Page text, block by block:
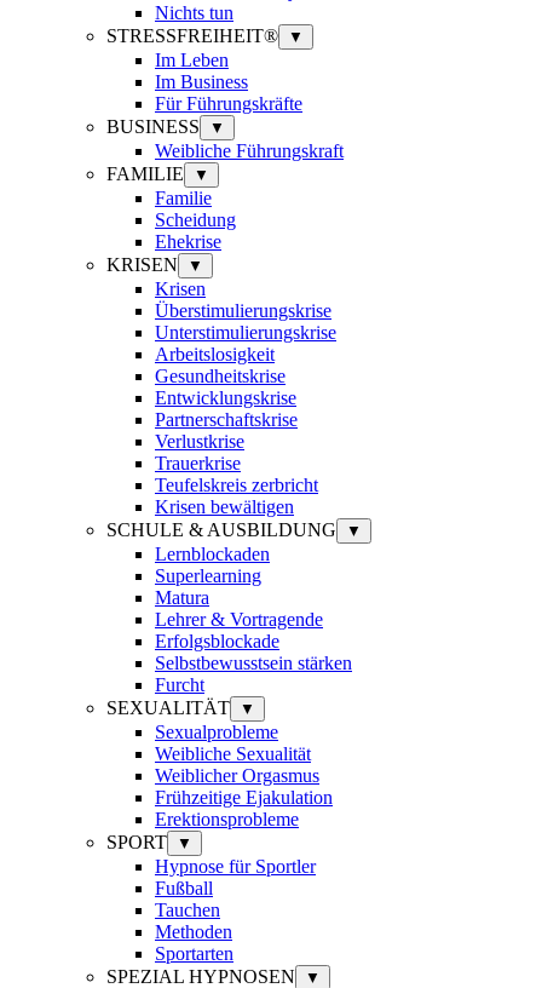
Nichts tun
STRESSFREIHEIT®
▼
Im Leben
Im Business
Für Führungskräfte
BUSINESS
▼
Weibliche Führungskraft
FAMILIE
▼
Familie
Scheidung
Ehekrise
KRISEN
▼
Krisen
Überstimulierungskrise
Unterstimulierungskrise
Arbeitslosigkeit
Gesundheitskrise
Entwicklungskrise
Partnerschaftskrise
Verlustkrise
Trauerkrise
Teufelskreis zerbricht
Krisen bewältigen
SCHULE & AUSBILDUNG
▼
Lernblockaden
Superlearning
Matura
Lehrer & Vortragende
Erfolgsblockade
Selbstbewusstsein stärken
Furcht
SEXUALITÄT
▼
Sexualprobleme
Weibliche Sexualität
Weiblicher Orgasmus
Frühzeitige Ejakulation
Erektionsprobleme
SPORT
▼
Hypnose für Sportler
Fußball
Tauchen
Methoden
Sportarten
SPEZIAL HYPNOSEN
▼